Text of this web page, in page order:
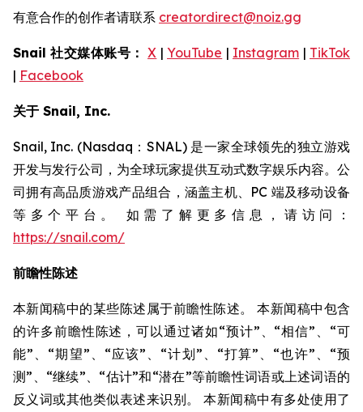
有意合作的创作者请联系 creatordirect@noiz.gg
Snail 社交媒体账号： X |YouTube | Instagram | TikTok
| Facebook
关于 Snail, Inc.
Snail, Inc. (Nasdaq：SNAL) 是一家全球领先的独立游戏
开发与发行公司，为全球玩家提供互动式数字娱乐内容。公
司拥有高品质游戏产品组合，涵盖主机、PC 端及移动设备
等多个平台。 如需了解更多信息，请访问：
https://snail.com/
前瞻性陈述
本新闻稿中的某些陈述属于前瞻性陈述。 本新闻稿中包含
的许多前瞻性陈述，可以通过诸如“预计”、“相信”、“可
能”、“期望”、“应该”、“计划”、“打算”、“也许”、“预
测”、“继续”、“估计”和“潜在”等前瞻性词语或上述词语的
反义词或其他类似表述来识别。 本新闻稿中有多处使用了